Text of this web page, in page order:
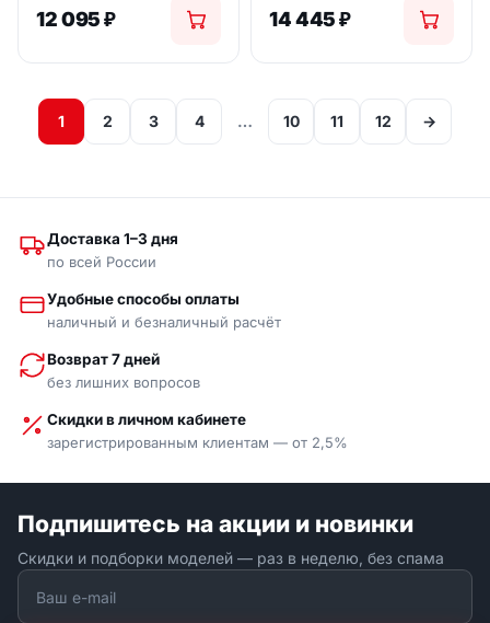
12 095₽ 14 445₽
1 2 3 4 … 10 11 12 →
Доставка 1–3 дня
по всей России
Удобные способы оплаты
наличный и безналичный расчёт
Возврат 7 дней
без лишних вопросов
Скидки в личном кабинете
зарегистрированным клиентам — от 2,5%
Подпишитесь на акции и новинки
Скидки и подборки моделей — раз в неделю, без спама